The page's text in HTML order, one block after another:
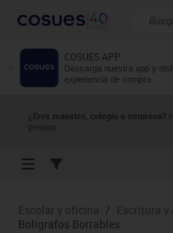
COSUES APP
Descarga nuestra app y
experiencia de compra.
¿Eres maestro, colegio o empresa?
precios.
Escolar y oficina / Escritura y
Bolígrafos Borrables